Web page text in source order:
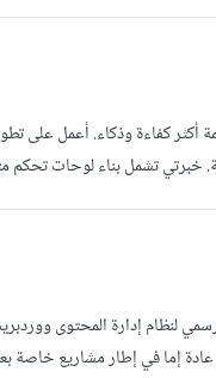
أكثر كفاءة وذكاء. أعمل
لنظام إدارة المحتوى
المجال لسنوات تزيد عن 9 سنين (منذ 2008). أقدم خدماتي عادة